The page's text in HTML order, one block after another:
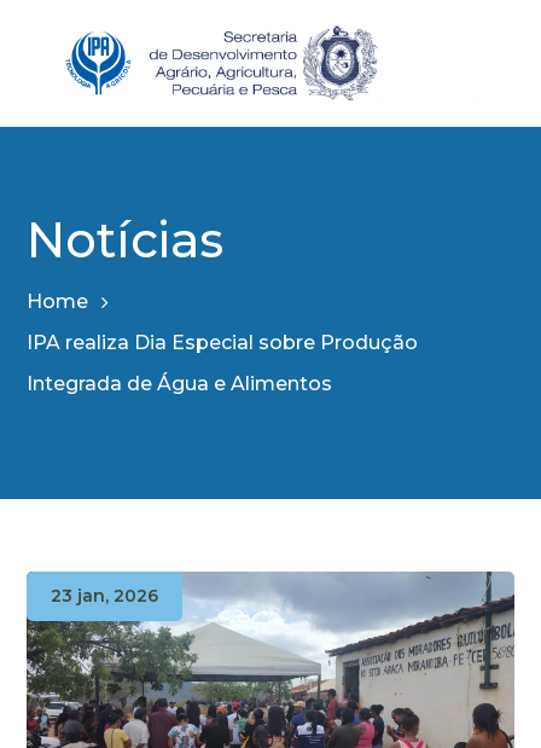
Notícias
Home
IPA realiza Dia Especial sobre Produção
Integrada de Água e Alimentos
23 jan, 2026